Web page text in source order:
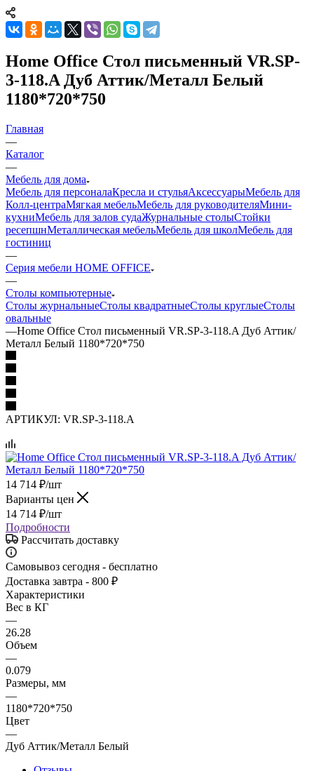
Home Office Стол письменный VR.SP-
3-118.A Дуб Аттик/Металл Белый
1180*720*750
Главная
—
Каталог
—
Мебель для дома
Мебель для персоналаКресла и стульяАксессуарыМебель для
Колл-центраМягкая мебельМебель для руководителяМини-
кухниМебель для залов судаЖурнальные столыСтойки
ресепшнМеталлическая мебельМебель для школМебель для
гостиниц
—
Серия мебели HOME OFFICE
—
Столы компьютерные
Столы журнальныеСтолы квадратныеСтолы круглыеСтолы
овальные
—Home Office Стол письменный VR.SP-3-118.A Дуб Аттик/
Металл Белый 1180*720*750
АРТИКУЛ: VR.SP-3-118.A
14 714 ₽/шт
Варианты цен
14 714 ₽/шт
Подробности
Рассчитать доставку
Самовывоз сегодня - бесплатно
Доставка завтра - 800 ₽
Характеристики
Вес в КГ
—
26.28
Объем
—
0.079
Размеры, мм
—
1180*720*750
Цвет
—
Дуб Аттик/Металл Белый